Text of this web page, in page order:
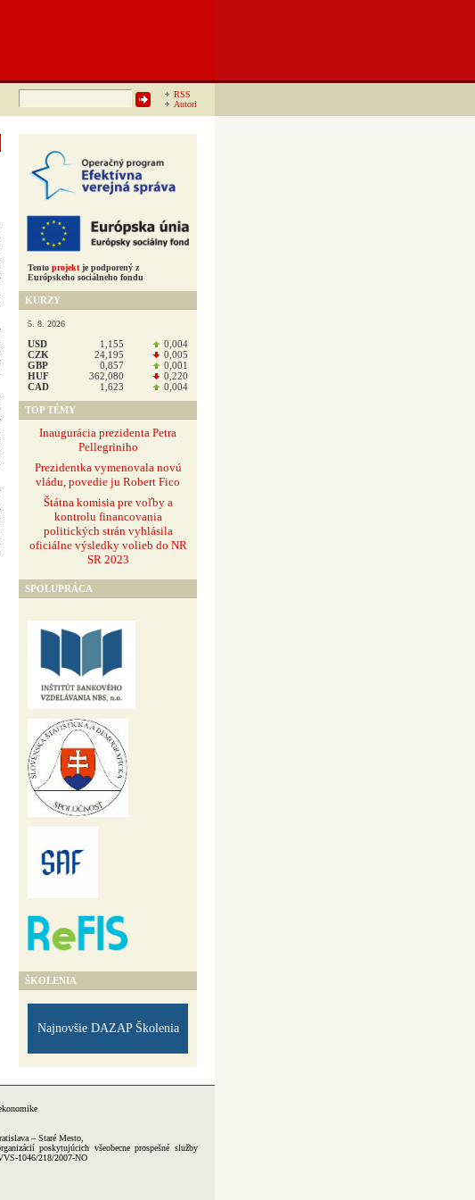
RSS
Autori
Hľadať:
Tento projekt je podporený z
Európskeho sociálneho fondu
KURZY
5. 8. 2026
USD 1,155
0,004
CZK
24,195
0,005
GBP
0,857
0,001
HUF
362,080
0,220
CAD
1,623 0,004
TOP TÉMY
Inaugurácia prezidenta Petra
Pellegriniho
Prezidentka vymenovala novú
vládu, povedie ju Robert Fico
Štátna komisia pre voľby a
kontrolu financovania
politických strán vyhlásila
oficiálne výsledky volieb do NR
SR 2023
SPOLUPRÁCA
ŠKOLENIA
Najnovšie DAZAP Školenia
– Staré Mesto,
poskytujúcich všeobecne prospešné služby
1046/218/2007-NO